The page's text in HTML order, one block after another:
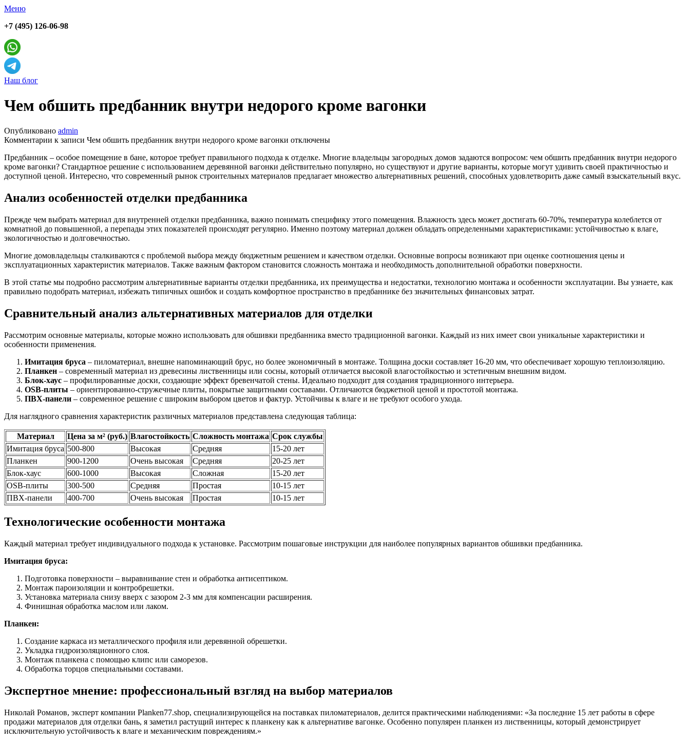
Меню
+7 (495) 126-06-98
Наш блог
Чем обшить предбанник внутри недорого кроме вагонки
Опубликовано admin
Комментарии к записи Чем обшить предбанник внутри недорого кроме вагонки отключены
Предбанник – особое помещение в бане, которое требует правильного подхода к отделке. Многие владельцы загородных домов задаются вопросом: чем обшить предбанник внутри недорого
кроме вагонки? Стандартное решение с использованием деревянной вагонки действительно популярно, но существуют и другие варианты, которые могут удивить своей практичностью и
доступной ценой. Интересно, что современный рынок строительных материалов предлагает множество альтернативных решений, способных удовлетворить даже самый взыскательный вкус.
Анализ особенностей отделки предбанника
Прежде чем выбрать материал для внутренней отделки предбанника, важно понимать специфику этого помещения. Влажность здесь может достигать 60-70%, температура колеблется от
комнатной до повышенной, а перепады этих показателей происходят регулярно. Именно поэтому материал должен обладать определенными характеристиками: устойчивостью к влаге,
экологичностью и долговечностью.
Многие домовладельцы сталкиваются с проблемой выбора между бюджетным решением и качеством отделки. Основные вопросы возникают при оценке соотношения цены и
эксплуатационных характеристик материалов. Также важным фактором становится сложность монтажа и необходимость дополнительной обработки поверхности.
В этой статье мы подробно рассмотрим альтернативные варианты отделки предбанника, их преимущества и недостатки, технологию монтажа и особенности эксплуатации. Вы узнаете, как
правильно подобрать материал, избежать типичных ошибок и создать комфортное пространство в предбаннике без значительных финансовых затрат.
Сравнительный анализ альтернативных материалов для отделки
Рассмотрим основные материалы, которые можно использовать для обшивки предбанника вместо традиционной вагонки. Каждый из них имеет свои уникальные характеристики и
особенности применения.
Имитация бруса – пиломатериал, внешне напоминающий брус, но более экономичный в монтаже. Толщина доски составляет 16-20 мм, что обеспечивает хорошую теплоизоляцию.
Планкен – современный материал из древесины лиственницы или сосны, который отличается высокой влагостойкостью и эстетичным внешним видом.
Блок-хаус – профилированные доски, создающие эффект бревенчатой стены. Идеально подходит для создания традиционного интерьера.
OSB-плиты – ориентированно-стружечные плиты, покрытые защитными составами. Отличаются бюджетной ценой и простотой монтажа.
ПВХ-панели – современное решение с широким выбором цветов и фактур. Устойчивы к влаге и не требуют особого ухода.
Для наглядного сравнения характеристик различных материалов представлена следующая таблица:
Материал Цена за м² (руб.) Влагостойкость Сложность монтажа Срок службы
Имитация бруса 500-800 Высокая Средняя
15-20 лет
Планкен
900-1200 Очень высокая Средняя
20-25 лет
Блок-хаус
600-1000 Высокая Сложная
15-20 лет
OSB-плиты
300-500 Средняя Простая
10-15 лет
ПВХ-панели
400-700 Очень высокая Простая 10-15 лет
Технологические особенности монтажа
Каждый материал требует индивидуального подхода к установке. Рассмотрим пошаговые инструкции для наиболее популярных вариантов обшивки предбанника.
Имитация бруса:
Подготовка поверхности – выравнивание стен и обработка антисептиком.
Монтаж пароизоляции и контробрешетки.
Установка материала снизу вверх с зазором 2-3 мм для компенсации расширения.
Финишная обработка маслом или лаком.
Планкен:
Создание каркаса из металлического профиля или деревянной обрешетки.
Укладка гидроизоляционного слоя.
Монтаж планкена с помощью клипс или саморезов.
Обработка торцов специальными составами.
Экспертное мнение: профессиональный взгляд на выбор материалов
Николай Романов, эксперт компании Planken77.shop, специализирующейся на поставках пиломатериалов, делится практическими наблюдениями: «За последние 15 лет работы в сфере
продажи материалов для отделки бань, я заметил растущий интерес к планкену как к альтернативе вагонке. Особенно популярен планкен из лиственницы, который демонстрирует
исключительную устойчивость к влаге и механическим повреждениям.»